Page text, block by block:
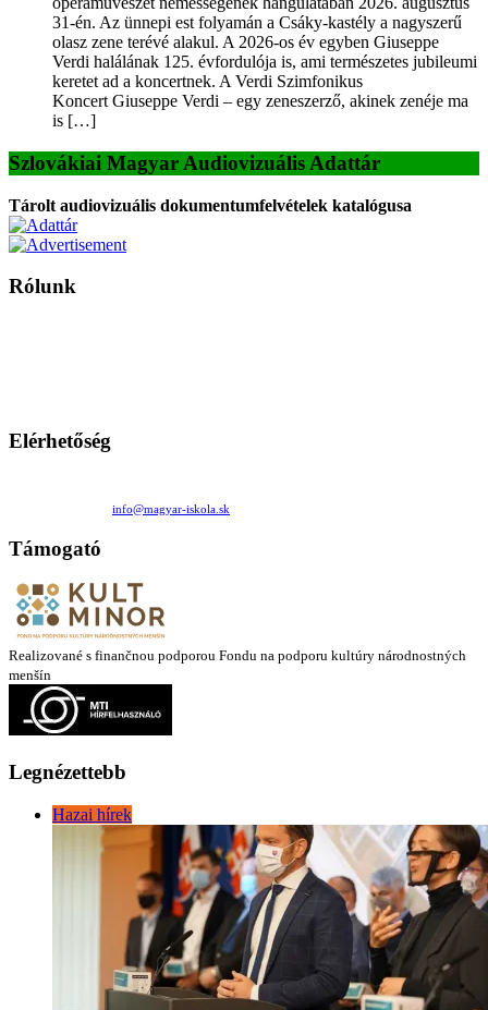
31-én. Az ünnepi est folyamán a Csáky-kastély a nagyszerű
olasz zene terévé alakul. A 2026-os év egyben Giuseppe
Verdi halálának 125. évfordulója is, ami természetes jubileumi
keretet ad a koncertnek. A Verdi Szimfonikus
Koncert Giuseppe Verdi – egy zeneszerző, akinek zenéje ma
is […]
Szlovákiai Magyar Audiovizuális Adattár
Tárolt audiovizuális dokumentumfelvételek katalógusa
Rólunk
Elérhetőség
info@magyar-iskola.sk
Támogató
Realizované s finančnou podporou Fondu na podporu kultúry národnostných
menšín
Legnézettebb
Hazai hírek